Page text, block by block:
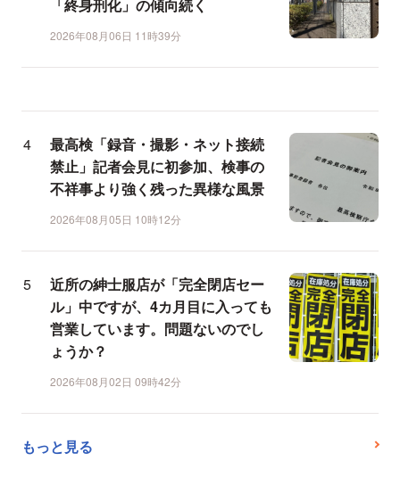
「終身刑化」の傾向続く
2026年08月06日 11時39分
最高検「録音・撮影・ネット接続
禁止」記者会見に初参加、検事の
不祥事より強く残った異様な風景
2026年08月05日 10時12分
近所の紳士服店が「完全閉店セー
ル」中ですが、4カ月目に入っても
営業しています。問題ないのでし
ょうか？
2026年08月02日 09時42分
もっと見る